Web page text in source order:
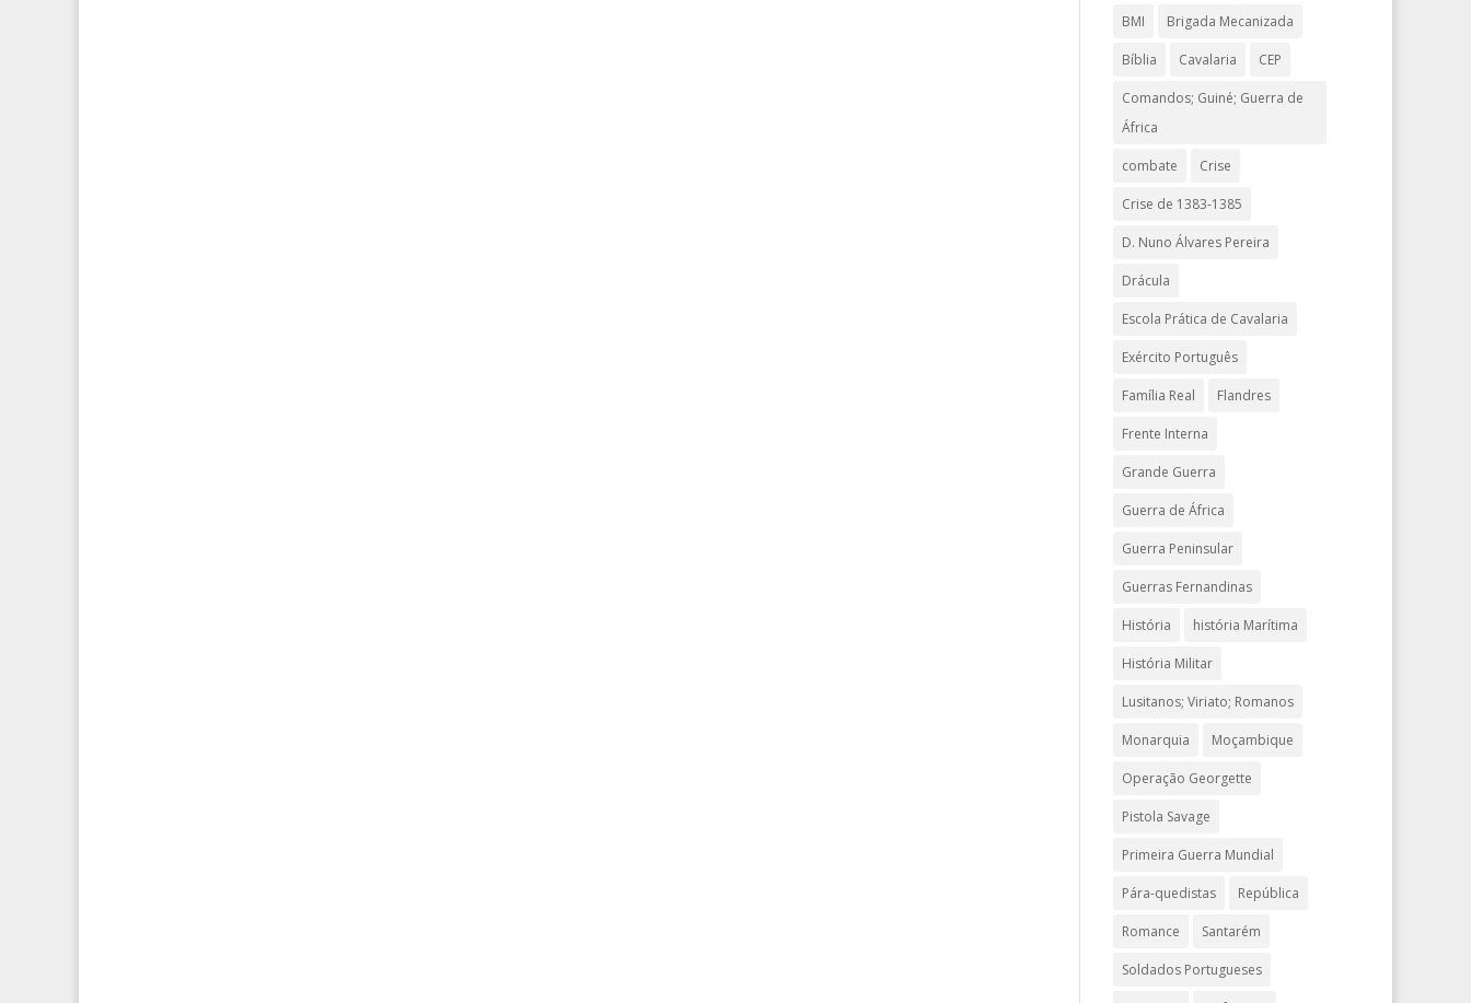
BMI Brigada Mecanizada
Bíblia Cavalaria CEP
Comandos; Guiné; Guerra de
África
combate Crise
Crise de 1383-1385
D. Nuno Álvares Pereira
Drácula
Escola Prática de Cavalaria
Exército Português
Família Real Flandres
Frente Interna
Grande Guerra
Guerra de África
Guerra Peninsular
Guerras Fernandinas
História história Marítima
História Militar
Lusitanos; Viriato; Romanos
Monarquia Moçambique
Operação Georgette
Pistola Savage
Primeira Guerra Mundial
Pára-quedistas República
Romance Santarém
Soldados Portugueses